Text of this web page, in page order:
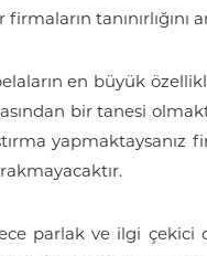
firmaların
en büyük
bir tanesi
yapmaktaysanız
parlak ve ilgi çekici